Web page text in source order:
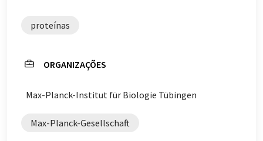
proteínas
ORGANIZAÇÕES
Max-Planck-Institut für Biologie Tübingen
Max-Planck-Gesellschaft